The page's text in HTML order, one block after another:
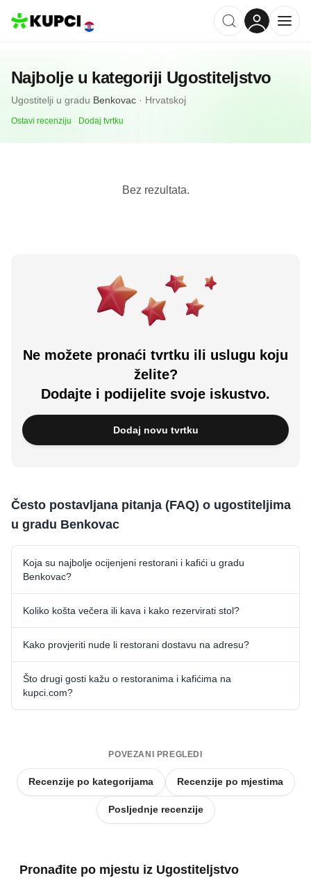
Najbolje u kategoriji Ugostiteljstvo
Ugostitelji u gradu Benkovac · Hrvatskoj
Ostavi recenziju Dodaj tvrtku
Bez rezultata.
Ne možete pronaći tvrtku ili uslugu koju
želite?
Dodajte i podijelite svoje iskustvo.
Dodaj novu tvrtku
Često postavljana pitanja (FAQ) o ugostiteljima
u gradu Benkovac
Koja su najbolje ocijenjeni restorani i kafići u gradu
Benkovac?
Koliko košta večera ili kava i kako rezervirati stol?
Kako provjeriti nude li restorani dostavu na adresu?
Što drugi gosti kažu o restoranima i kafićima na
kupci.com?
POVEZANI PREGLEDI
Recenzije po kategorijama Recenzije po mjestima
Posljednje recenzije
Pronađite po mjestu iz Ugostiteljstvo